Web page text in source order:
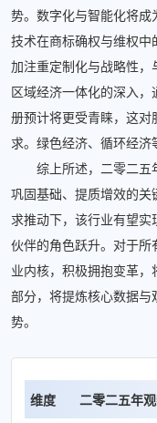
势。数字化与智能化将成
技术在商标确权与维权中
加注重定制化与战略性，
区域经济一体化的深入
册预计将更受青睐，这对
求。绿色经济、循环经济
综上所述，二零二五
巩固基础、提质增效的关
求推动下，该行业有望实
伙伴的角色跃升。对于所
业内核，积极拥抱变革
部分，将提炼核心数据与
势。
维度 二零二五年